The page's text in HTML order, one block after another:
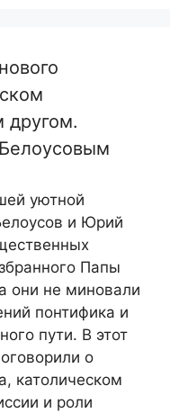
другом.
уютной
и Юрий
Папы
они не миновали
понтифика и
пути. В этот
о
католическом
и роли